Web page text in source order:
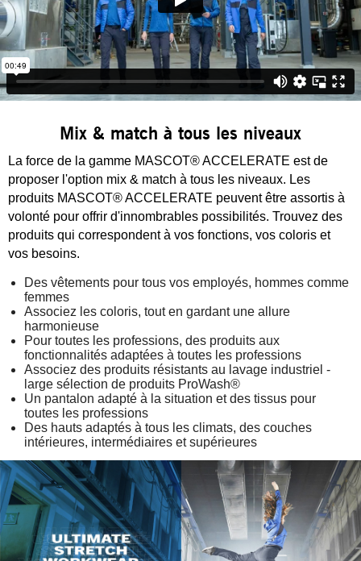
Mix & match à tous les niveaux
La force de la gamme MASCOT® ACCELERATE est de
proposer l'option mix & match à tous les niveaux. Les
produits MASCOT® ACCELERATE peuvent être assortis à
volonté pour offrir d'innombrables possibilités. Trouvez des
produits qui correspondent à vos fonctions, vos coloris et
vos besoins.
Des vêtements pour tous vos employés, hommes comme
femmes
Associez les coloris, tout en gardant une allure
harmonieuse
Pour toutes les professions, des produits aux
fonctionnalités adaptées à toutes les professions
Associez des produits résistants au lavage industriel -
large sélection de produits ProWash®
Un pantalon adapté à la situation et des tissus pour
toutes les professions
Des hauts adaptés à tous les climats, des couches
intérieures, intermédiaires et supérieures